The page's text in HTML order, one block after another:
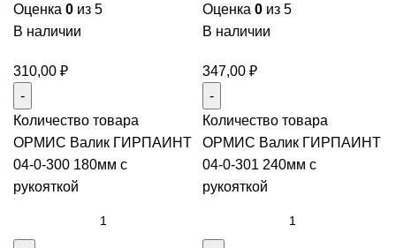
Оценка 0 из 5
В наличии
310,00 ₽
Количество товара
ОРМИС Валик ГИРПАИНТ
04-0-300 180мм с
рукояткой
Оценка 0 из 5
В наличии
347,00 ₽
Количество товара
ОРМИС Валик ГИРПАИНТ
04-0-301 240мм с
рукояткой